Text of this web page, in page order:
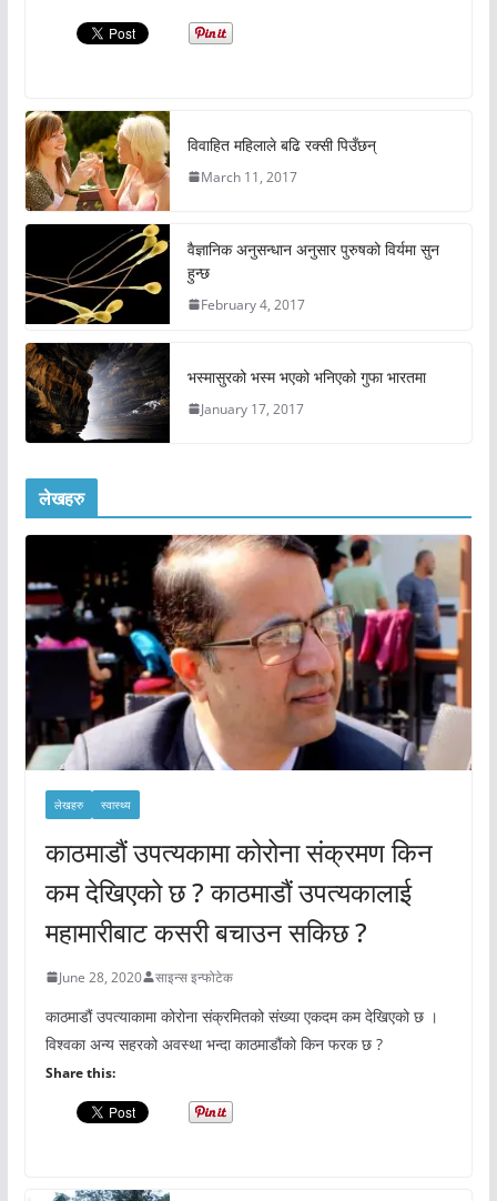
विवाहित महिलाले बढि रक्सी पिउँछन्
March 11, 2017
वैज्ञानिक अनुसन्धान अनुसार पुरुषको विर्यमा सुन
हुन्छ
February 4, 2017
भस्मासुरको भस्म भएको भनिएको गुफा भारतमा
January 17, 2017
लेखहरु
लेखहरु स्वास्थ्य
काठमाडौं उपत्यकामा कोरोना संक्रमण किन
कम देखिएको छ ? काठमाडौं उपत्यकालाई
महामारीबाट कसरी बचाउन सकिछ ?
June 28, 2020 साइन्स इन्फोटेक
काठमाडौं उपत्याकामा कोरोना संक्रमितको संख्या एकदम कम देखिएको छ ।
विश्वका अन्य सहरको अवस्था भन्दा काठमाडौंको किन फरक छ ?
Share this: